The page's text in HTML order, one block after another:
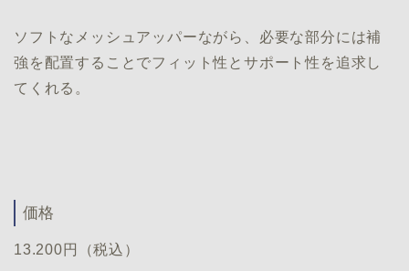
ソフトなメッシュアッパーながら、必要な部分には補
強を配置することでフィット性とサポート性を追求し
てくれる。
価格
13.200円（税込）